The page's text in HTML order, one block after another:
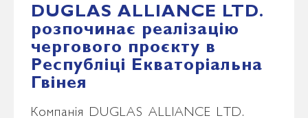
DUGLAS ALLIANCE LTD.
розпочинає реалізацію
чергового проєкту в
Республіці Екваторіальна
Гвінея
Компанія DUGLAS ALLIANCE LTD.